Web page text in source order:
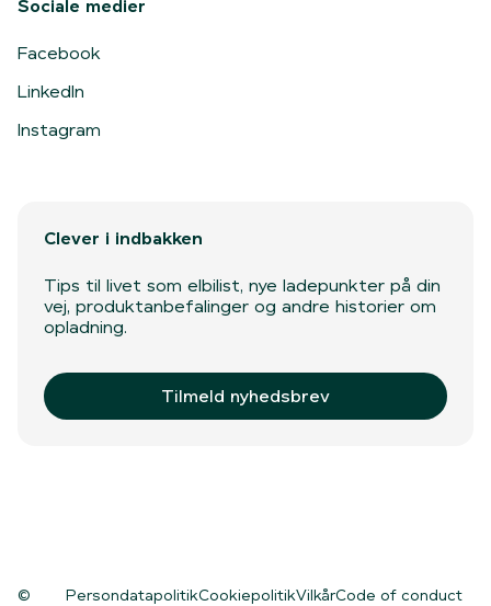
Sociale medier
Facebook
LinkedIn
Instagram
Clever i indbakken
Tips til livet som elbilist, nye ladepunkter på din
vej, produktanbefalinger og andre historier om
opladning.
Tilmeld nyhedsbrev
©
PersondatapolitikCookiepolitikVilkårCode of conduct